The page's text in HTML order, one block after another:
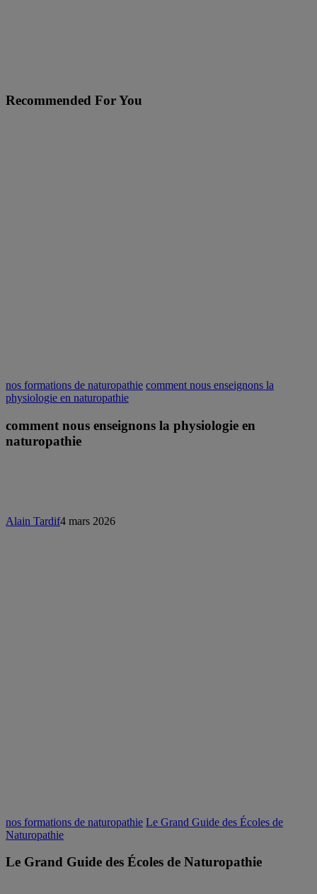
Recommended For You
nos formations de naturopathie comment nous enseignons la
physiologie en naturopathie
comment nous enseignons la physiologie en
naturopathie
Alain Tardif4 mars 2026
nos formations de naturopathie Le Grand Guide des Écoles de
Naturopathie
Le Grand Guide des Écoles de Naturopathie